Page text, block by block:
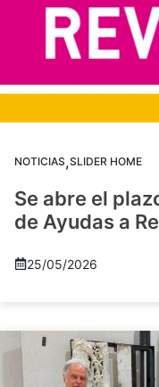
NOTICIAS,SLIDER HOME
Se abre el
de Ayudas a
25/05/2026